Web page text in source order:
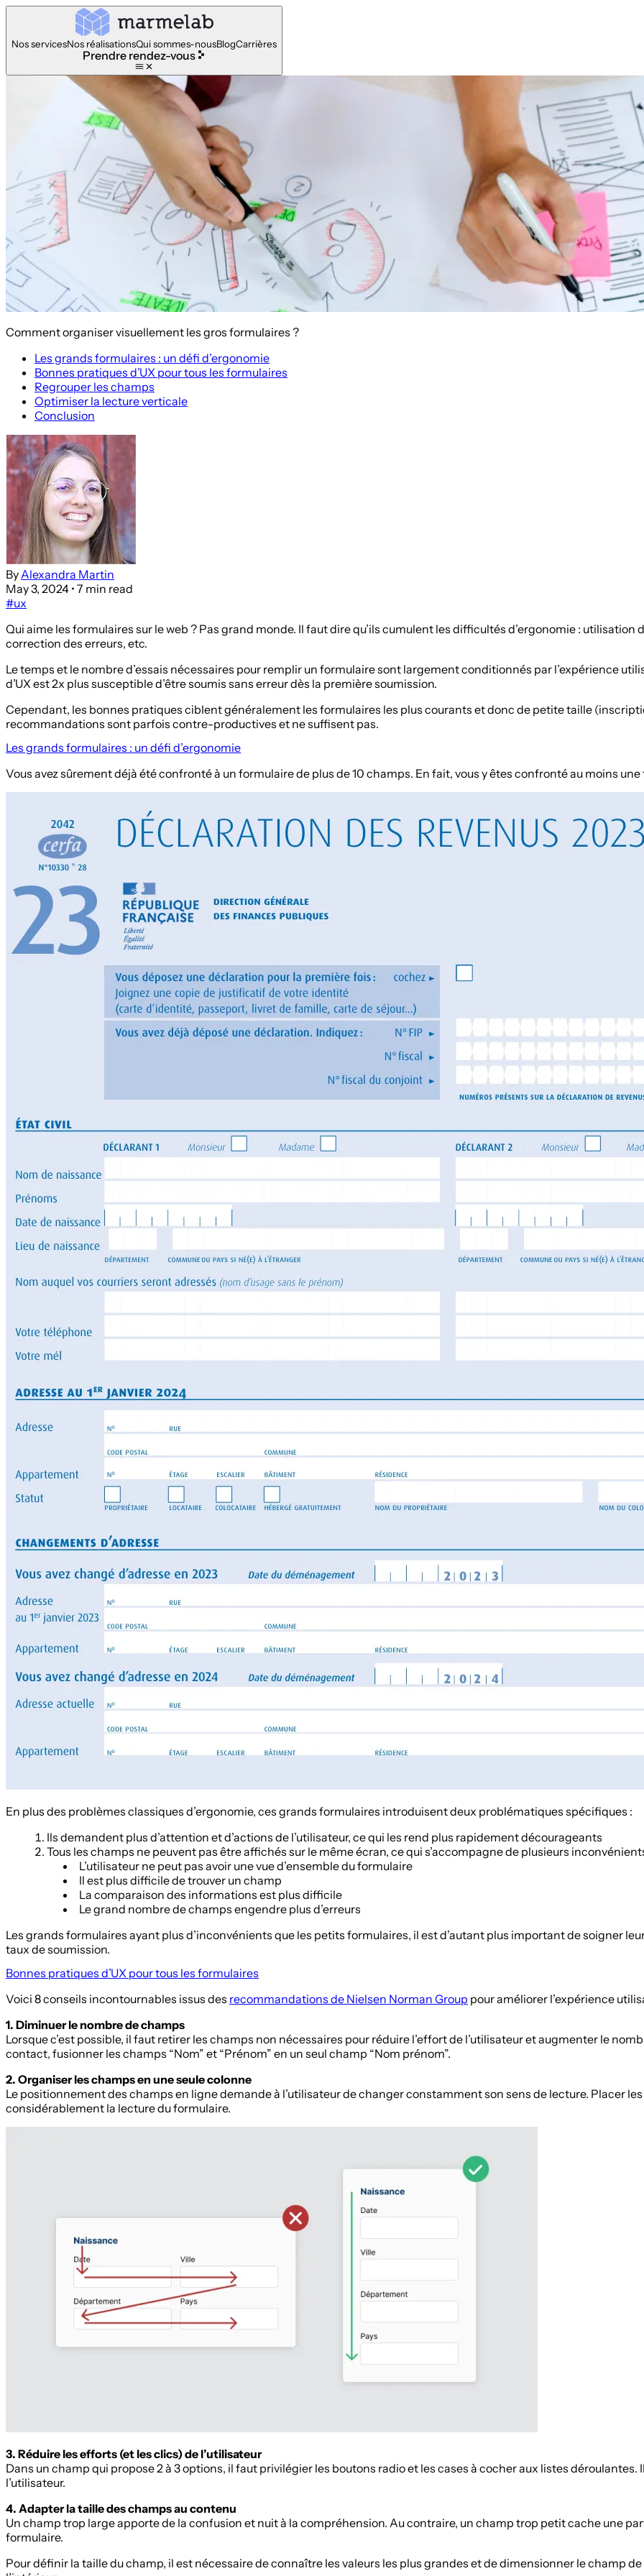
Nos servicesNos réalisationsQui sommes-nousBlogCarrières
Prendre rendez-vous
Comment organiser visuellement les gros formulaires ?
Les grands formulaires : un défi d’ergonomie
Bonnes pratiques d’UX pour tous les formulaires
Regrouper les champs
Optimiser la lecture verticale
Conclusion
By Alexandra Martin
May 3, 2024 • 7 min read
#ux
Qui aime les formulaires sur le web ? Pas grand monde. Il faut dire qu’ils cumulent les difficultés d’ergonomie : utilisation
correction des erreurs, etc.
Le temps et le nombre d’essais nécessaires pour remplir un formulaire sont largement conditionnés par l’expérience
d’UX est 2x plus susceptible d’être soumis sans erreur dès la première soumission.
Cependant, les bonnes pratiques ciblent généralement les formulaires les plus courants et donc de petite taille
recommandations sont parfois contre-productives et ne suffisent pas.
Les grands formulaires : un défi d’ergonomie
Vous avez sûrement déjà été confronté à un formulaire de plus de 10 champs. En fait, vous y êtes confronté au moins
En plus des problèmes classiques d’ergonomie, ces grands formulaires introduisent deux problématiques spécifiques :
Ils demandent plus d’attention et d’actions de l’utilisateur, ce qui les rend plus rapidement décourageants
Tous les champs ne peuvent pas être affichés sur le même écran, ce qui s’accompagne de plusieurs
L’utilisateur ne peut pas avoir une vue d’ensemble du formulaire
Il est plus difficile de trouver un champ
La comparaison des informations est plus difficile
Le grand nombre de champs engendre plus d’erreurs
Les grands formulaires ayant plus d’inconvénients que les petits formulaires, il est d’autant plus important de soigner
taux de soumission.
Bonnes pratiques d’UX pour tous les formulaires
Voici 8 conseils incontournables issus des recommandations de Nielsen Norman Group pour améliorer l’expérience
1. Diminuer le nombre de champs
Lorsque c’est possible, il faut retirer les champs non nécessaires pour réduire l’effort de l’utilisateur et augmenter le
contact, fusionner les champs “Nom” et “Prénom” en un seul champ “Nom prénom”.
2. Organiser les champs en une seule colonne
Le positionnement des champs en ligne demande à l’utilisateur de changer constamment son sens de lecture. Placer
considérablement la lecture du formulaire.
3. Réduire les efforts (et les clics) de l’utilisateur
Dans un champ qui propose 2 à 3 options, il faut privilégier les boutons radio et les cases à cocher aux listes
l’utilisateur.
4. Adapter la taille des champs au contenu
Un champ trop large apporte de la confusion et nuit à la compréhension. Au contraire, un champ trop petit cache une
formulaire.
Pour définir la taille du champ, il est nécessaire de connaître les valeurs les plus grandes et de dimensionner le champ